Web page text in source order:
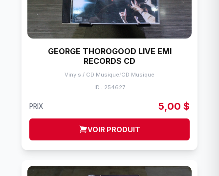
GEORGE THOROGOOD LIVE EMI
RECORDS CD
Vinyls / CD Musique/CD Musique
ID : 254627
PRIX 5,00 $
VOIR PRODUIT